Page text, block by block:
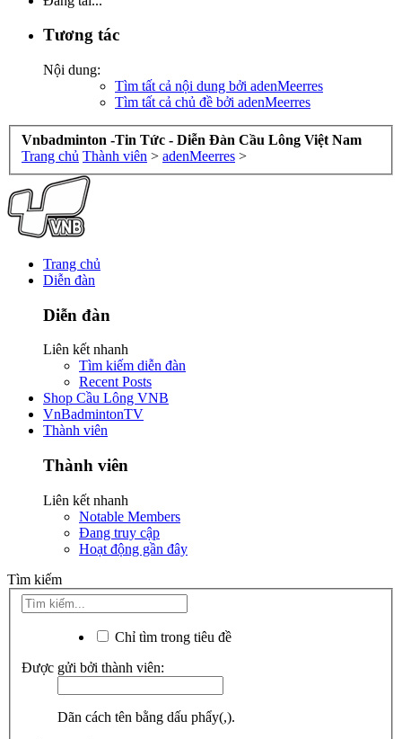
Tương tác
Nội dung:
Tìm tất cả nội dung bởi adenMeerres
Tìm tất cả chủ đề bởi adenMeerres
Vnbadminton -Tin Tức - Diễn Đàn Cầu Lông Việt Nam
Trang chủ Thành viên > adenMeerres >
Trang chủ
Diễn đàn
Diễn đàn
Liên kết nhanh
Tìm kiếm diễn đàn
Recent Posts
Shop Cầu Lông VNB
VnBadmintonTV
Thành viên
Thành viên
Liên kết nhanh
Notable Members
Đang truy cập
Hoạt động gần đây
Tìm kiếm
Chỉ tìm trong tiêu đề
Được gửi bởi thành viên:
Dãn cách tên bằng dấu phẩy(,).